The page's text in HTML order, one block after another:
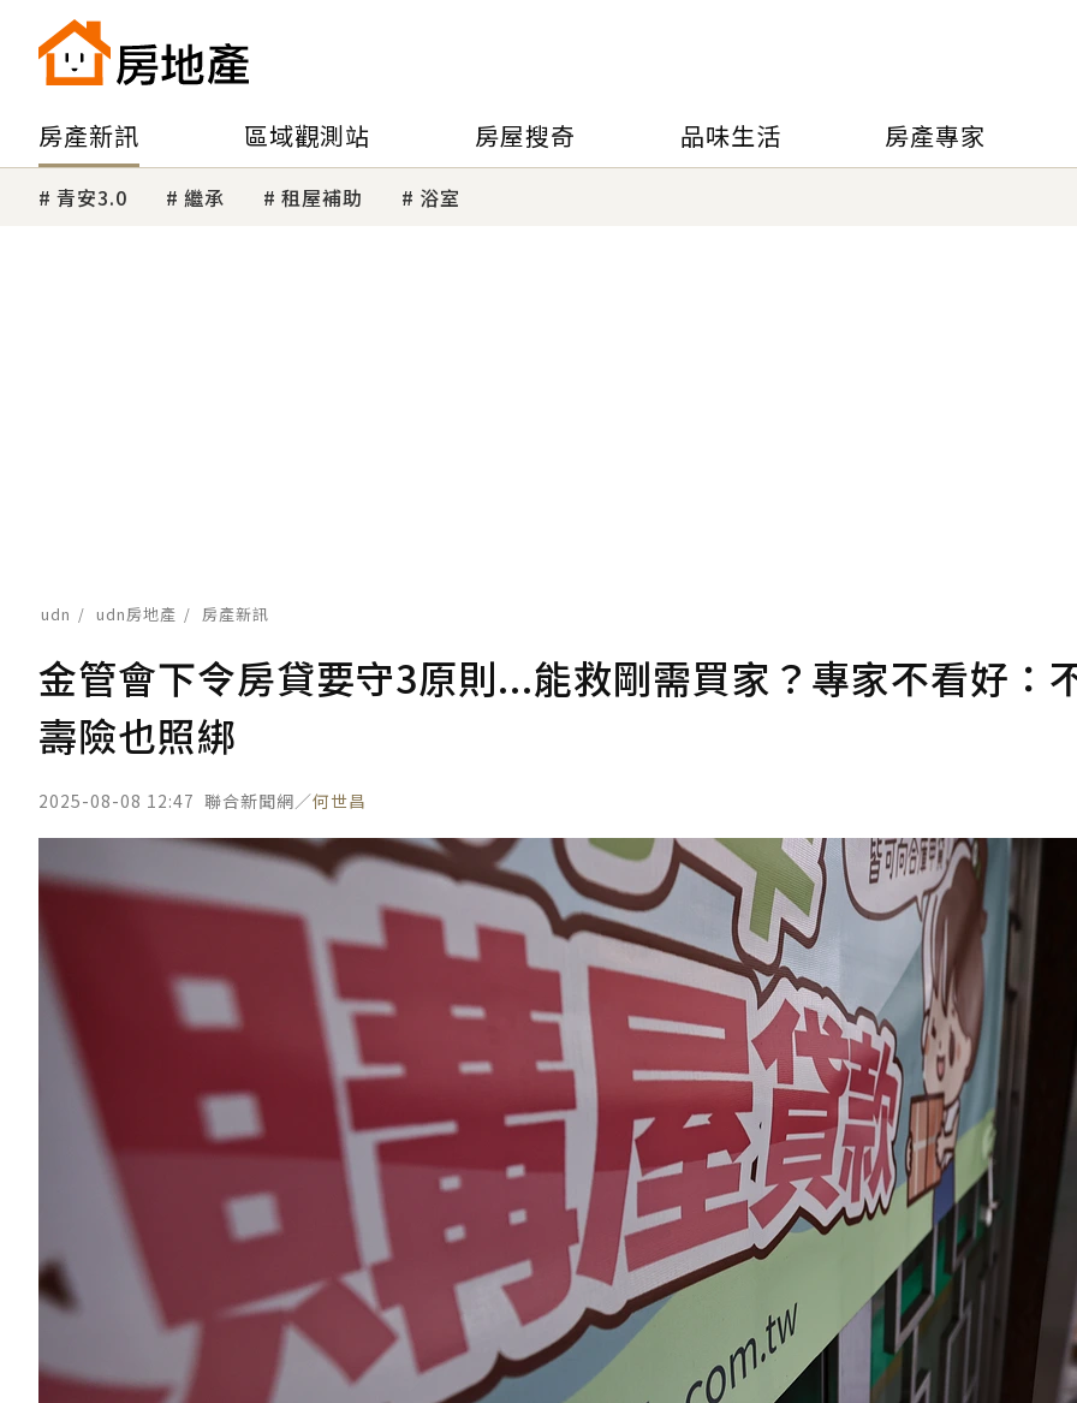
房產新訊 區域觀測站 房屋搜奇 品味生活 房產專家
青安3.0 繼承 租屋補助 浴室
udn udn房地產 房產新訊
金管會下令房貸要守3原則...能救剛需買家？專家不看好：
壽險也照綁
2025-08-08 12:47 聯合新聞網／何世昌